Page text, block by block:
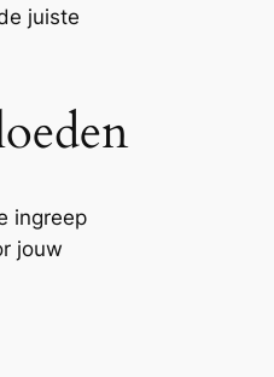
juiste
ingreep
jouw